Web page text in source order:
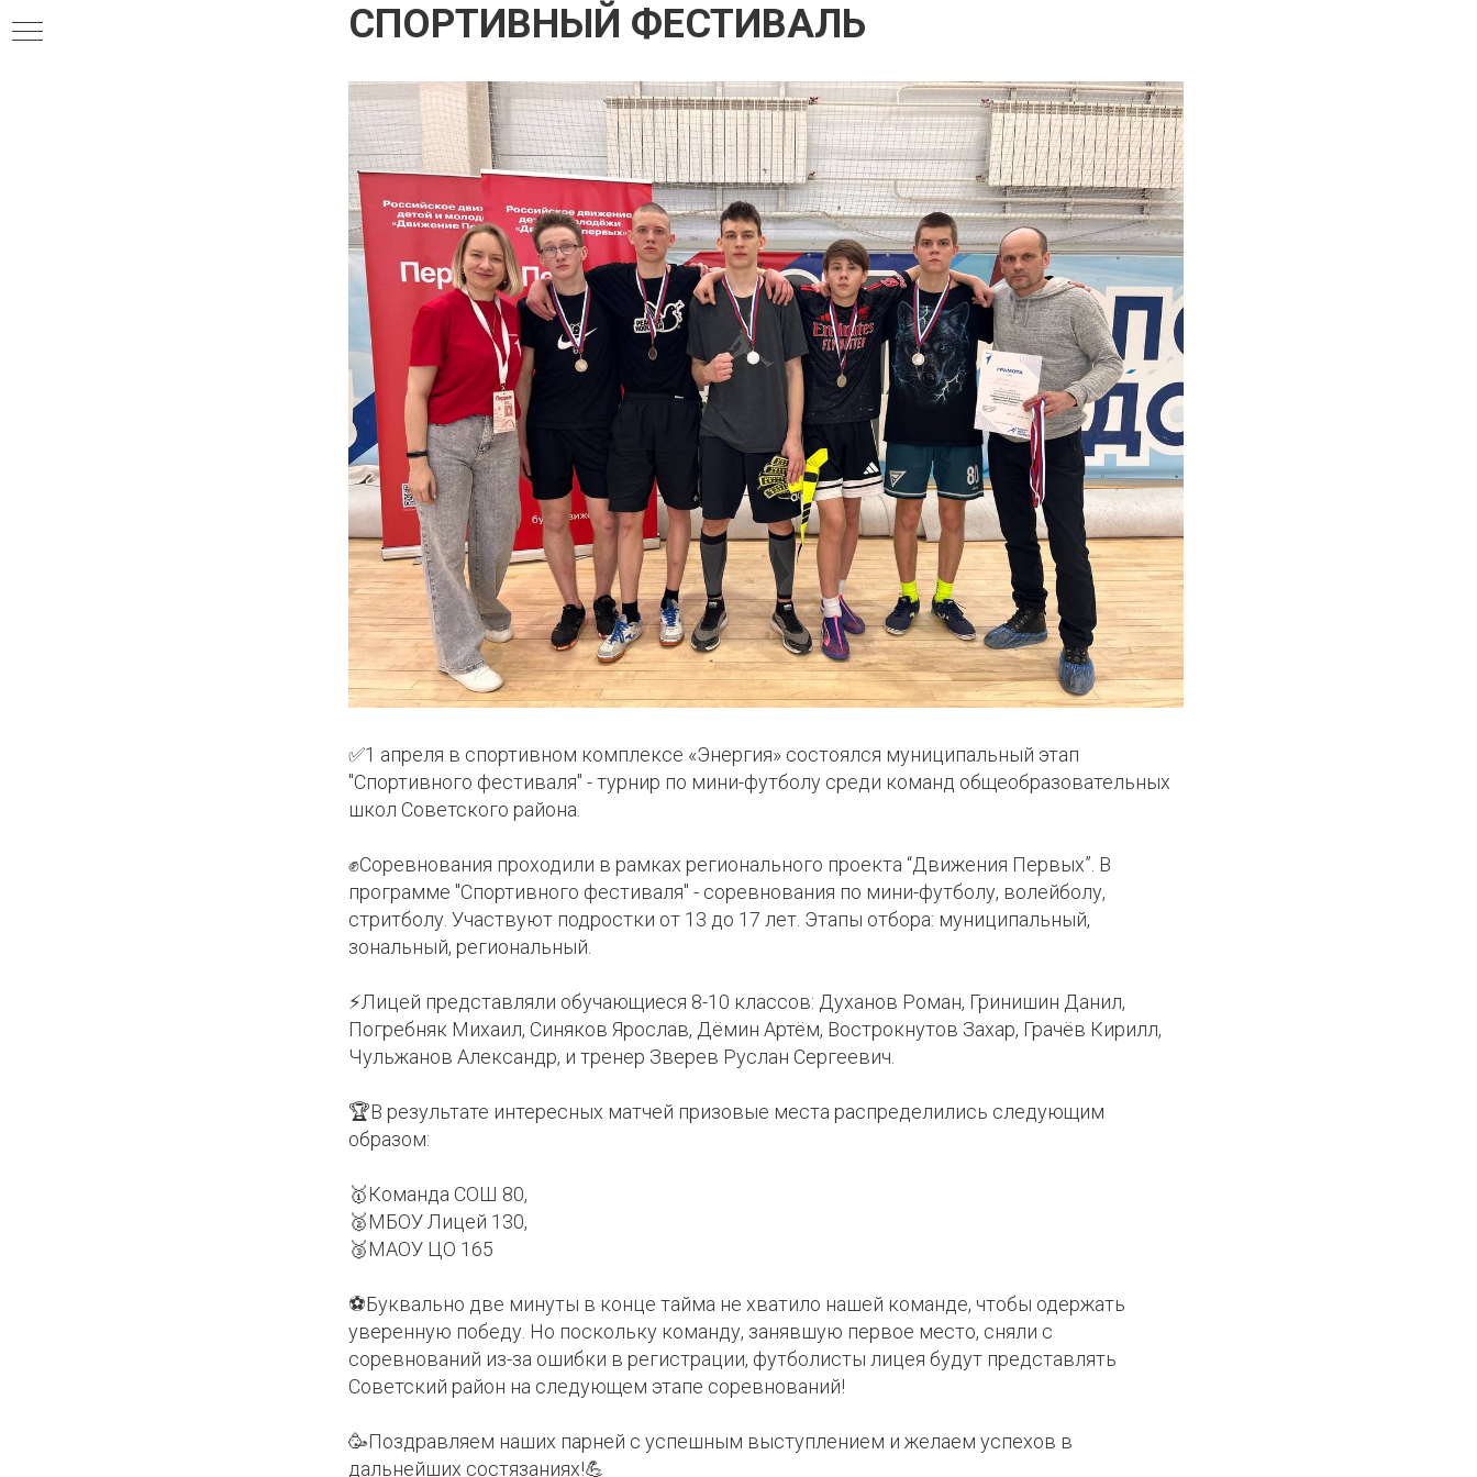
СПОРТИВНЫЙ ФЕСТИВАЛЬ
✅1 апреля в спортивном комплексе «Энергия» состоялся муниципальный этап
"Спортивного фестиваля" - турнир по мини-футболу среди команд общеобразовательных
школ Советского района.
✊Соревнования проходили в рамках регионального проекта “Движения Первых”. В
программе "Спортивного фестиваля" - соревнования по мини-футболу, волейболу,
стритболу. Участвуют подростки от 13 до 17 лет. Этапы отбора: муниципальный,
зональный, региональный.
⚡Лицей представляли обучающиеся 8-10 классов: Духанов Роман, Гринишин Данил,
Погребняк Михаил, Синяков Ярослав, Дёмин Артём, Вострокнутов Захар, Грачёв Кирилл,
Чульжанов Александр, и тренер Зверев Руслан Сергеевич.
🏆В результате интересных матчей призовые места распределились следующим
образом:
🥇Команда СОШ 80,
🥈МБОУ Лицей 130,
🥉МАОУ ЦО 165
⚽Буквально две минуты в конце тайма не хватило нашей команде, чтобы одержать
уверенную победу. Но поскольку команду, занявшую первое место, сняли с
соревнований из-за ошибки в регистрации, футболисты лицея будут представлять
Советский район на следующем этапе соревнований!
🥳Поздравляем наших парней с успешным выступлением и желаем успехов в
дальнейших состязаниях!💪